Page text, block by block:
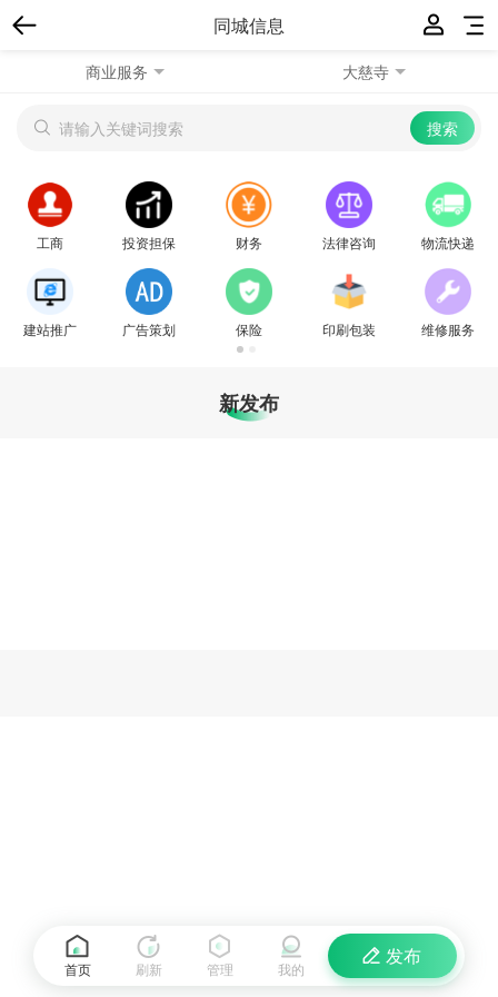
同城信息
商业服务 大慈寺
工商 投资担保 财务 法律咨询/翻译 物流快递
建站推广 广告策划 保险 印刷包装 维修服务
新发布
首页 刷新
发布
管理 我的